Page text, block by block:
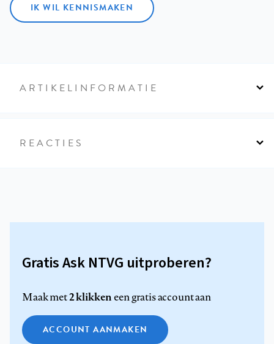
IK WIL KENNISMAKEN
ARTIKELINFORMATIE
REACTIES
Gratis Ask NTVG uitproberen?
Maak met2 klikkeneen gratis account aan
ACCOUNT AANMAKEN